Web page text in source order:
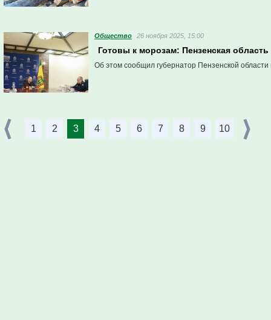
Общество 26 ноября 2025, 15:00
Готовы к морозам: Пензенская
Об этом сообщил губернатор Пензенской
1 2 3 4 5 6 7 8 9 10